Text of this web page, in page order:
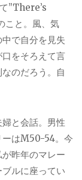
”There’s
こと。風、気
で自分を見失
をそろえて言
のだろう。自
と会話。男性
ーはM50-54。今
昨年のマレー
ルに座ってい